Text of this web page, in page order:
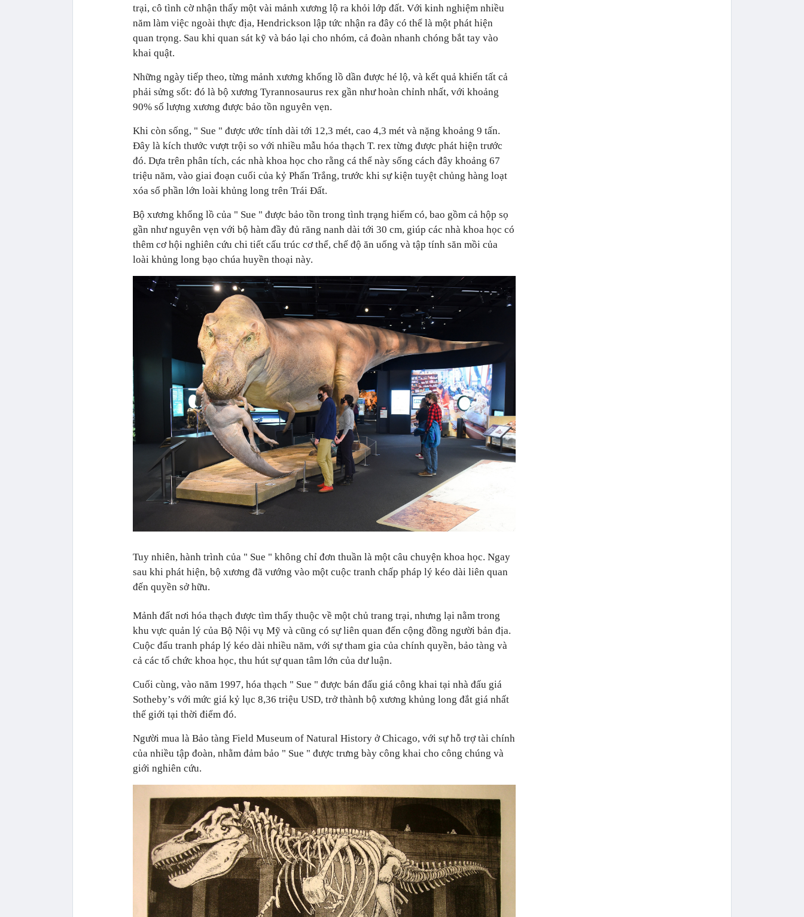
trại, cô tình cờ nhận thấy một vài mảnh xương lộ ra khỏi lớp đất. Với kinh nghiệm nhiều
năm làm việc ngoài thực địa, Hendrickson lập tức nhận ra đây có thể là một phát hiện
quan trọng. Sau khi quan sát kỹ và báo lại cho nhóm, cả đoàn nhanh chóng bắt tay vào
khai quật.
Những ngày tiếp theo, từng mảnh xương khổng lồ dần được hé lộ, và kết quả khiến tất cả
phải sửng sốt: đó là bộ xương Tyrannosaurus rex gần như hoàn chỉnh nhất, với khoảng
90% số lượng xương được bảo tồn nguyên vẹn.
Khi còn sống, " Sue " được ước tính dài tới 12,3 mét, cao 4,3 mét và nặng khoảng 9 tấn.
Đây là kích thước vượt trội so với nhiều mẫu hóa thạch T. rex từng được phát hiện trước
đó. Dựa trên phân tích, các nhà khoa học cho rằng cá thể này sống cách đây khoảng 67
triệu năm, vào giai đoạn cuối của kỷ Phấn Trắng, trước khi sự kiện tuyệt chủng hàng loạt
xóa sổ phần lớn loài khủng long trên Trái Đất.
Bộ xương khổng lồ của " Sue " được bảo tồn trong tình trạng hiếm có, bao gồm cả hộp sọ
gần như nguyên vẹn với bộ hàm đầy đủ răng nanh dài tới 30 cm, giúp các nhà khoa học có
thêm cơ hội nghiên cứu chi tiết cấu trúc cơ thể, chế độ ăn uống và tập tính săn mồi của
loài khủng long bạo chúa huyền thoại này.
Tuy nhiên, hành trình của " Sue " không chỉ đơn thuần là một câu chuyện khoa học. Ngay
sau khi phát hiện, bộ xương đã vướng vào một cuộc tranh chấp pháp lý kéo dài liên quan
đến quyền sở hữu.
Mảnh đất nơi hóa thạch được tìm thấy thuộc về một chủ trang trại, nhưng lại nằm trong
khu vực quản lý của Bộ Nội vụ Mỹ và cũng có sự liên quan đến cộng đồng người bản địa.
Cuộc đấu tranh pháp lý kéo dài nhiều năm, với sự tham gia của chính quyền, bảo tàng và
cả các tổ chức khoa học, thu hút sự quan tâm lớn của dư luận.
Cuối cùng, vào năm 1997, hóa thạch " Sue " được bán đấu giá công khai tại nhà đấu giá
Sotheby’s với mức giá kỷ lục 8,36 triệu USD, trở thành bộ xương khủng long đắt giá nhất
thế giới tại thời điểm đó.
Người mua là Bảo tàng Field Museum of Natural History ở Chicago, với sự hỗ trợ tài chính
của nhiều tập đoàn, nhằm đảm bảo " Sue " được trưng bày công khai cho công chúng và
giới nghiên cứu.